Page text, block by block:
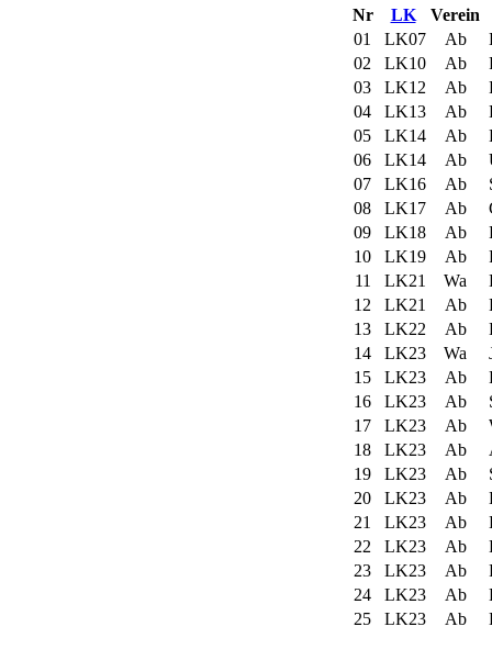
Nr LK
Verein
01
LK07 Ab
02
LK10 Ab
03
LK12 Ab
04
LK13 Ab
05
LK14 Ab
06
LK14 Ab
07
LK16 Ab
08
LK17 Ab
09
LK18 Ab
10
LK19 Ab
11
LK21 Wa
12
LK21 Ab
13
LK22 Ab
14
LK23 Wa
15
LK23 Ab
16
LK23 Ab
17
LK23 Ab
18
LK23 Ab
19
LK23 Ab
20
LK23 Ab
21
LK23 Ab
22
LK23 Ab
23
LK23 Ab
24
LK23 Ab
25
LK23 Ab